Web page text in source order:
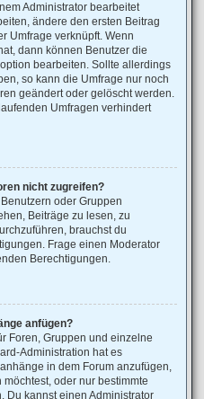
Administrator bearbeitet
ändere den ersten Beitrag
Umfrage verknüpft. Wenn
dann können Benutzer die
bearbeiten. Sollte allerdings
so kann die Umfrage nur noch
geändert oder gelöscht werden.
Umfragen verhindert
nicht zugreifen?
oder Gruppen
Beiträge zu lesen, zu
brauchst du
Frage einen Moderator
Berechtigungen.
anfügen?
Foren, Gruppen und einzelne
Administration hat es
in dem Forum anzufügen,
oder nur bestimmte
Du kannst einen Administrator